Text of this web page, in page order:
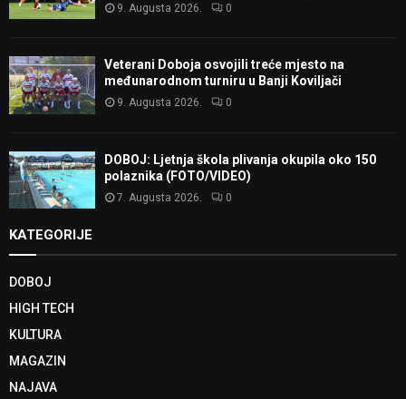
9. Augusta 2026. 0
Veterani Doboja osvojili treće mjesto na
međunarodnom turniru u Banji Koviljači
9. Augusta 2026. 0
DOBOJ: Ljetnja škola plivanja okupila oko 150
polaznika (FOTO/VIDEO)
7. Augusta 2026. 0
KATEGORIJE
DOBOJ
HIGH TECH
KULTURA
MAGAZIN
NAJAVA